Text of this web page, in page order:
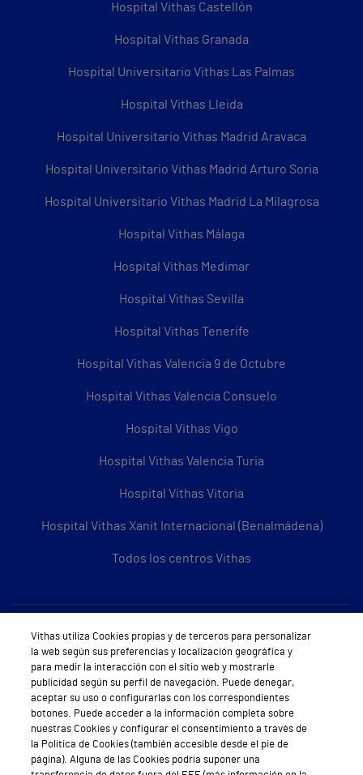
Hospital Vithas Castellón
Hospital Vithas Granada
Hospital Universitario Vithas Las Palmas
Hospital Vithas Lleida
Hospital Universitario Vithas Madrid Aravaca
Hospital Universitario Vithas Madrid Arturo Soria
Hospital Universitario Vithas Madrid La Milagrosa
Hospital Vithas Málaga
Hospital Vithas Medimar
Hospital Vithas Sevilla
Hospital Vithas Tenerife
Hospital Vithas Valencia 9 de Octubre
Hospital Vithas Valencia Consuelo
Hospital Vithas Vigo
Hospital Vithas Valencia Turia
Hospital Vithas Vitoria
Hospital Vithas Xanit Internacional (Benalmádena)
Todos los centros Vithas
Sobre Vithas
Quiénes somos
Trabajar en Vithas
Teléfono Cita Médica
Teléfono Atención al Cliente
Vithas utiliza Cookies propias y de terceros para personalizar
la web según sus preferencias y localización geográfica y
para medir la interacción con el sitio web y mostrarle
publicidad según su perfil de navegación. Puede denegar,
aceptar su uso o configurarlas con los correspondientes
botones. Puede acceder a la información completa sobre
nuestras Cookies y configurar el consentimiento a través de
la Política de Cookies (también accesible desde el pie de
página). Alguna de las Cookies podría suponer una